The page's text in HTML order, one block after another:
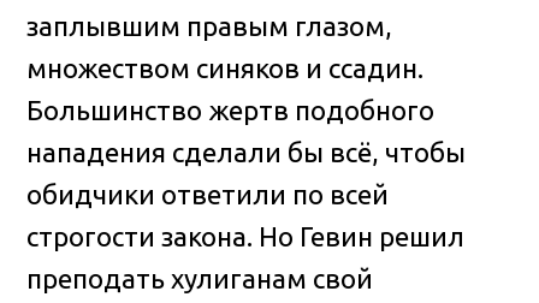
заплывшим правым глазом,
множеством синяков и ссадин.
Большинство жертв подобного
нападения сделали бы всё, чтобы
обидчики ответили по всей
строгости закона. Но Гевин решил
преподать хулиганам свой